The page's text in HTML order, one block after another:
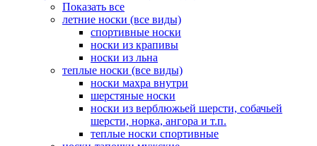
Показать все
летние носки (все виды)
спортивные носки
носки из крапивы
носки из льна
теплые носки (все виды)
носки махра внутри
шерстяные носки
носки из верблюжьей шерсти, собачьей
шерсти, норка, ангора и т.п.
теплые носки спортивные